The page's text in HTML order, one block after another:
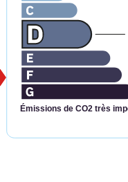
Émissions de CO2 très